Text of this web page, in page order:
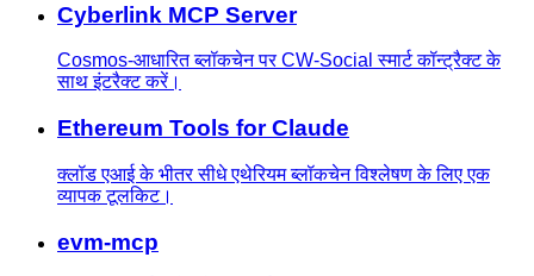
Cyberlink MCP Server
Cosmos-आधारित ब्लॉकचेन पर CW-Social स्मार्ट कॉन्ट्रैक्ट के
साथ इंटरैक्ट करें।
Ethereum Tools for Claude
क्लॉड एआई के भीतर सीधे एथेरियम ब्लॉकचेन विश्लेषण के लिए एक
व्यापक टूलकिट।
evm-mcp